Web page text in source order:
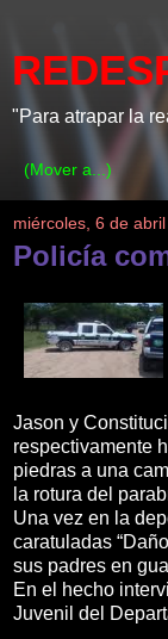
"Para atrapar la
miércoles, 6 de abril
Policía
Jason y
respectivamente
piedras a una
la rotura del
Una vez en la
caratuladas
sus padres en
En el hecho
Juvenil del